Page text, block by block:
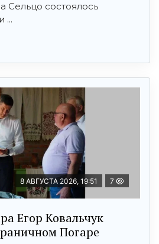
Сельцо состоялось
...
8 АВГУСТА 2026, 19:51 7
Егор Ковальчук
Погаре